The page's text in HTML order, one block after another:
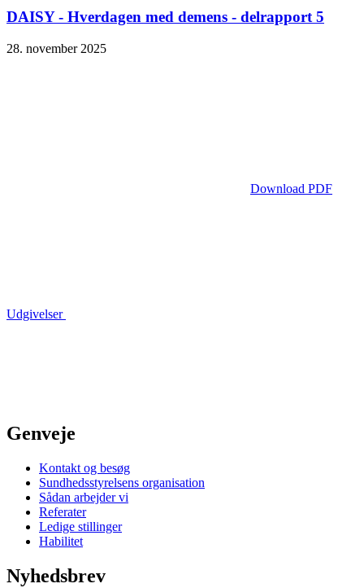
DAISY - Hverdagen med demens - delrapport 5
28. november 2025
Download PDF
Udgivelser
Genveje
Kontakt og besøg
Sundhedsstyrelsens organisation
Sådan arbejder vi
Referater
Ledige stillinger
Habilitet
Nyhedsbrev